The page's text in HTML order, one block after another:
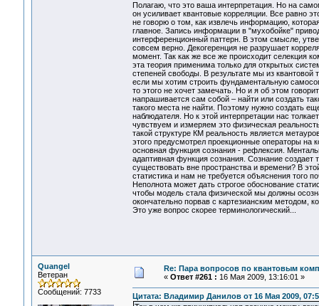
Полагаю, что это ваша интерпретация. Но на
он усиливает квантовые корреляции. Все равно
не говорю о том, как извлечь информацию,
главное. Запись информации в "мухобойке"
интерференционный паттерн. В этом смысле,
совсем верно. Декогеренция не разрушает
момент. Так как же все же происходит селекция
эта теория применима только для открытых
степеней свободы. В результате мы из
если мы хотим строить фундаментальную
то этого не хочет замечать. Но и я об этом
напрашивается сам собой – найти или создать
такого места не найти. Поэтому нужно создать
наблюдателя. Но к этой интерпретации нас
чувствуем и измеряем это физическая
такой структуре КМ реальность является
этого предусмотрел проекционные операторы
основная функция сознания - рефлексия.
адаптивная функция сознания. Сознание
существовать вне пространства и времени? В
статистика и нам не требуется объяснения того
Неполнота может дать строгое обоснование
чтобы модель стала физической мы должны
окончательно порвав с картезианским
Это уже вопрос скорее терминологический...
Quangel
Ветеран
Сообщений: 7733
Re: Пара вопросов по квантовым
« Ответ #261 : 16 Мая 2009, 13:16:01 »
Цитата: Владимир Данилов от 16 Мая 2009,